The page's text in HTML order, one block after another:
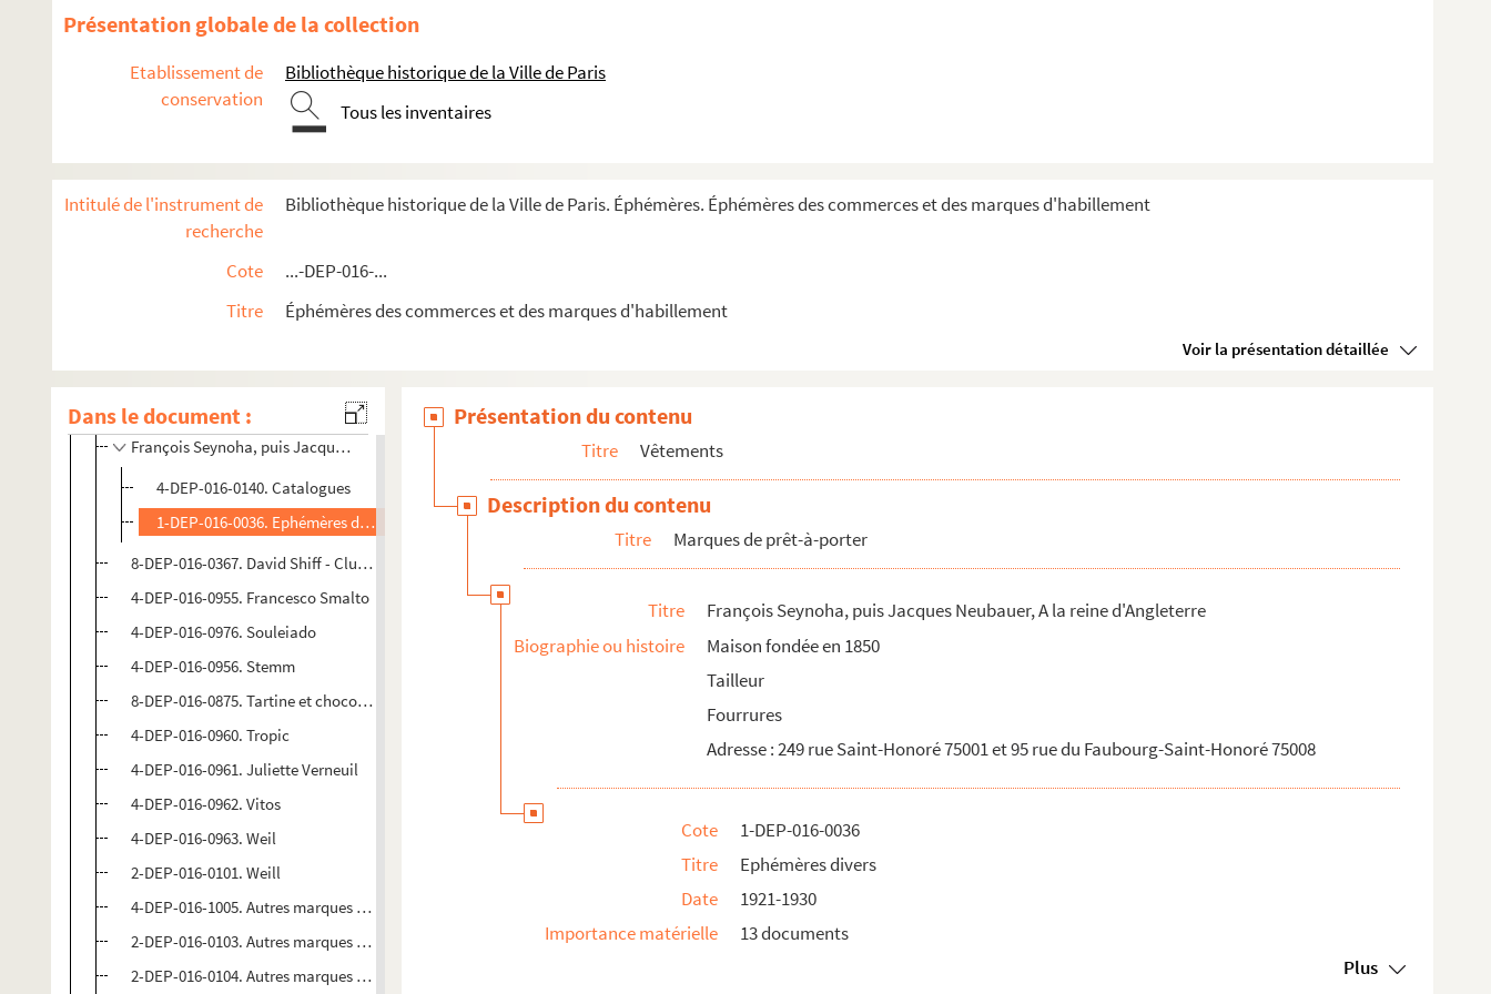
Présentation globale de la collection
Etablissement de
conservation
Bibliothèque historique de la Ville de Paris
Tous les inventaires
Intitulé de l'instrument de
recherche
Bibliothèque historique de la Ville de Paris. Éphémères. Éphémères des commerces et des marques d'habillement
Cote
...-DEP-016-...
Titre
Éphémères des commerces et des marques d'habillement
Voir la présentation détaillée
Dans le document :
4-DEP-016-0939. Georges Rech
4-DEP-016-0379. Redfern
Auld Reekie
4-DEP-016-1036. Reinabel
8-DEP-016-0773. Renoma
Rodier
4-DEP-016-0948. Caroline Rohmer
8-DEP-016-0871. Rosy
8-DEP-016-0791. Saint-Georges
8-DEP-016-0794. Select
François Seynoha, puis Jacques Neubauer, A la reine d'Angleterre
4-DEP-016-0140. Catalogues
1-DEP-016-0036. Ephémères divers
8-DEP-016-0367. David Shiff - Club des 10
4-DEP-016-0955. Francesco Smalto
4-DEP-016-0976. Souleiado
4-DEP-016-0956. Stemm
8-DEP-016-0875. Tartine et chocolat
4-DEP-016-0960. Tropic
4-DEP-016-0961. Juliette Verneuil
4-DEP-016-0962. Vitos
4-DEP-016-0963. Weil
2-DEP-016-0101. Weill
4-DEP-016-1005. Autres marques de confection : de A à D
2-DEP-016-0103. Autres marques de confection : de E à H
2-DEP-016-0104. Autres marques de confection : de I à M
Présentation du contenu
Titre Vêtements
Description du contenu
Titre Marques de prêt-à-porter
Titre
François Seynoha, puis Jacques Neubauer, A la reine d'Angleterre
Biographie ou histoire
Maison fondée en 1850
Tailleur
Fourrures
Adresse : 249 rue Saint-Honoré 75001 et 95 rue du Faubourg-Saint-Honoré 75008
Cote
1-DEP-016-0036
Titre
Ephémères divers
Date
1921-1930
Importance matérielle
13 documents
Plus